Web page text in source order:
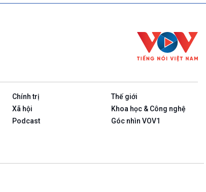
Chính trị
Thế giới
Xã hội
Khoa học & Công nghệ
Podcast
Góc nhìn VOV1